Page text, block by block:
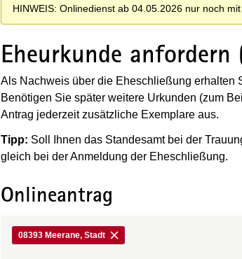
HINWEIS: Onlinedienst ab 04.05.2026 nur noch
Eheurkunde anfordern
Als Nachweis über die Eheschließung erhalten
Benötigen Sie später weitere Urkunden (zum
Antrag jederzeit zusätzliche Exemplare aus.
Tipp: Soll Ihnen das Standesamt bei der
gleich bei der Anmeldung der Eheschließung.
Onlineantrag
08393 Meerane, Stadt